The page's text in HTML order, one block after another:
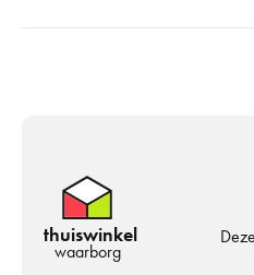
thuiswinkel
waarborg